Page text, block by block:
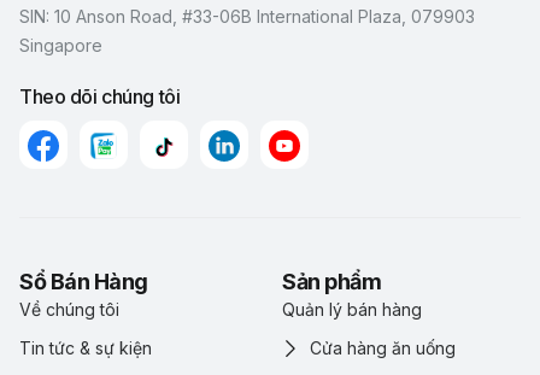
SIN: 10 Anson Road, #33-06B International Plaza, 079903
Singapore
Theo dõi chúng tôi
Sổ Bán Hàng
Về chúng tôi
Tin tức & sự kiện
Sản phẩm
Quản lý bán hàng
Cửa hàng ăn uống